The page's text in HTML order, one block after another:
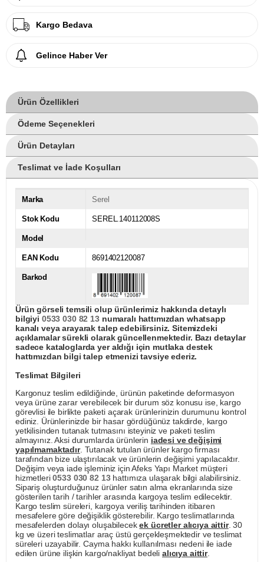
Kargo Bedava
Gelince Haber Ver
Ürün Özellikleri
Ödeme Seçenekleri
Ürün Detayları
Teslimat ve İade Koşulları
Marka Serel
Stok Kodu SEREL.140112008S
Model
EAN Kodu 8691402120087
Barkod
Ürün görseli temsili olup ürünlerimiz hakkında detaylı
bilgiyi 0533 030 82 13numaralı hattımızdan whatsapp
kanalı veya arayarak talep edebilirsiniz. Sitemizdeki
açıklamalar sürekli olarak güncellenmektedir. Bazı detaylar
sadece kataloglarda yer aldığı için mutlaka destek
hattımızdan bilgi talep etmenizi tavsiye ederiz.
Teslimat Bilgileri
Kargonuz teslim edildiğinde, ürünün paketinde deformasyon
veya ürüne zarar verebilecek bir durum söz konusu ise, kargo
görevlisi ile birlikte paketi açarak ürünlerinizin durumunu kontrol
ediniz. Ürünlerinizde bir hasar gördüğünüz takdirde, kargo
yetkilisinden tutanak tutmasını isteyiniz ve paketi teslim
almayınız. Aksi durumlarda ürünlerin iadesi ve değişimi
yapılmamaktadır. Tutanak tutulan ürünler kargo firması
tarafından bize ulaştırılacak ve ürünlerin değişimi yapılacaktır.
Değişim veya iade işleminiz için Afeks Yapı Market müşteri
hizmetleri0533 030 82 13hattımıza ulaşarak bilgi alabilirsiniz.
Sipariş oluşturduğunuz ürünler satın alma ekranlarında size
gösterilen tarih / tarihler arasında kargoya teslim edilecektir.
Kargo teslim süreleri, kargoya veriliş tarihinden itibaren
mesafelere göre değişiklik gösterebilir. Kargo teslimatlarında
mesafelerden dolayı oluşabilecekek ücretler alıcıya aittir. 30
kg ve üzeri teslimatlar araç üstü gerçekleşmektedir ve teslimat
süreleri uzayabilir. Cayma hakkı kullanılması nedeni ile iade
edilen ürüne ilişkin kargo/nakliyat bedeli alıcıya aittir.